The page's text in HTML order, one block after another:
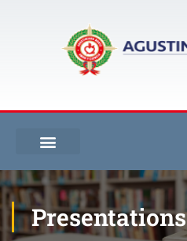
Presentations